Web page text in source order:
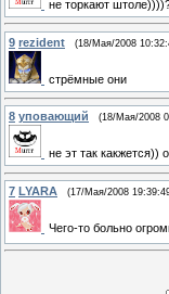
не торкают
9 rezident (18/Мая/2008
стрёмные они
8 уповающий (18/Мая/2008
не эт так какжется))
7 LYARA (17/Мая/2008
Чего-то больно